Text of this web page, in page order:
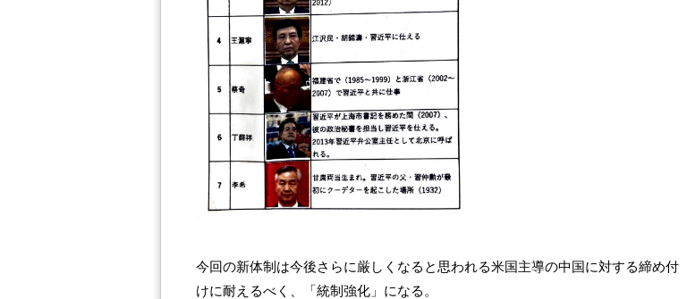
今回の新体制は今後さらに厳しくなると思われる米国主導の中国に対する締め付
けに耐えるべく、「統制強化」になる。